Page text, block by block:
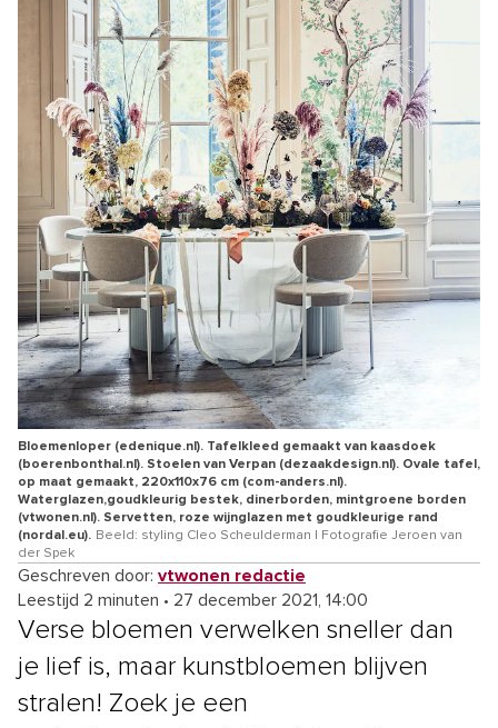
Bloemenloper (edenique.nl). Tafelkleed gemaakt van kaasdoek
(boerenbonthal.nl). Stoelen van Verpan (dezaakdesign.nl). Ovale tafel,
op maat gemaakt, 220x110x76 cm (com-anders.nl).
Waterglazen,goudkleurig bestek, dinerborden, mintgroene borden
(vtwonen.nl). Servetten, roze wijnglazen met goudkleurige rand
(nordal.eu). Beeld: styling Cleo Scheulderman | Fotografie Jeroen van
der Spek
Geschreven door: vtwonen redactie
Leestijd 2 minuten • 27 december 2021, 14:00
Verse bloemen verwelken sneller dan
je lief is, maar kunstbloemen blijven
stralen! Zoek je een